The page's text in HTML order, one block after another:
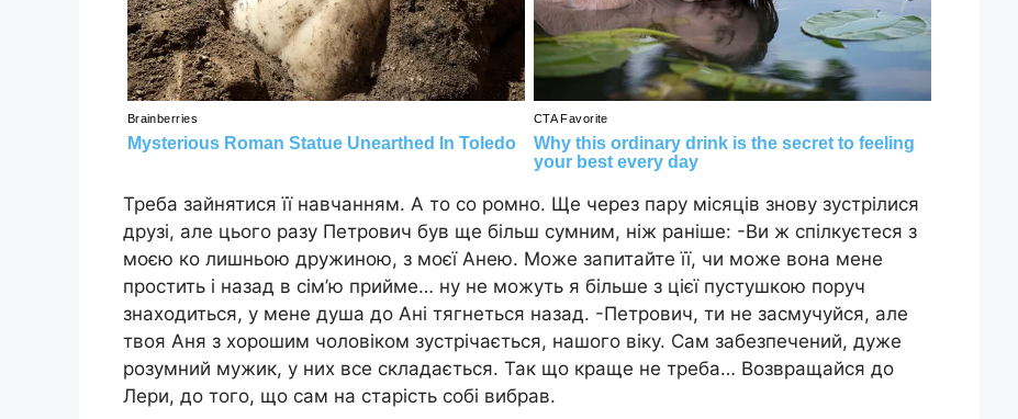
Треба зайнятися її навчанням. А то со ромно. Ще через пару місяців знову зустрілися
друзі, але цього разу Петрович був ще більш сумним, ніж раніше: -Ви ж спілкуєтеся з
моєю ко лишньою дружиною, з моєї Анею. Може запитайте її, чи може вона мене
простить і назад в сім’ю прийме… ну не можуть я більше з цієї пустушкою поруч
знаходиться, у мене душа до Ані тягнеться назад. -Петрович, ти не засмучуйся, але
твоя Аня з хорошим чоловіком зустрічається, нашого віку. Сам забезпечений, дуже
розумний мужик, у них все складається. Так що краще не треба… Возвращайся до
Лери, до того, що сам на старість собі вибрав.